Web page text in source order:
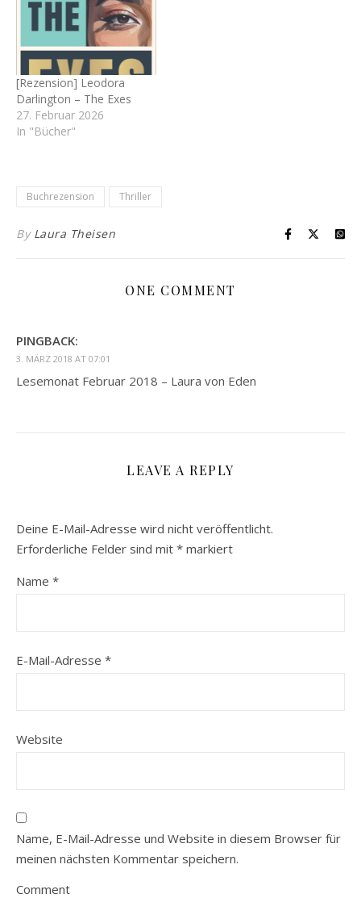
[Rezension] Leodora
Darlington – The Exes
27. Februar 2026
In "Bücher"
Buchrezension Thriller
By Laura Theisen
ONE COMMENT
PINGBACK:
3. MÄRZ 2018 AT 07:01
Lesemonat Februar 2018 – Laura von Eden
LEAVE A REPLY
Deine E-Mail-Adresse wird nicht veröffentlicht.
Erforderliche Felder sind mit * markiert
Name *
E-Mail-Adresse *
Website
Name, E-Mail-Adresse und Website in diesem Browser für
meinen nächsten Kommentar speichern.
Comment